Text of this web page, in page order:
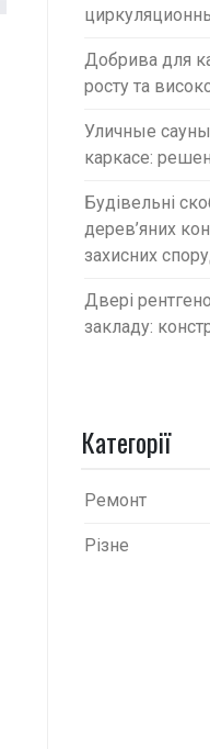
Добрива для
росту та
Уличные
каркасе:
Будівельні
дерев’яних
захисних
Двері
закладу:
Категорії
Ремонт
Різне